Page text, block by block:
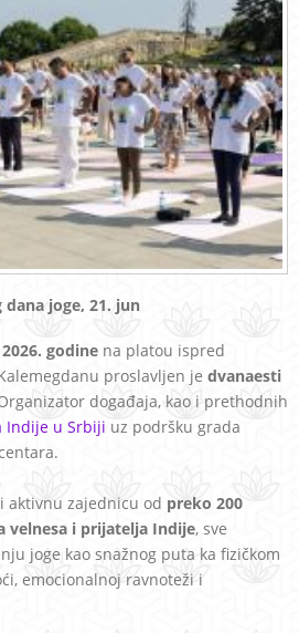
joge, 21. jun
godine na platou ispred
proslavljen je dvanaesti
događaja, kao i prethodnih
Indije u Srbiji uz podršku grada
aktivnu zajednicu od preko 200
velnesa i prijatelja Indije, sve
joge kao snažnog puta ka fizičkom
emocionalnoj ravnoteži i